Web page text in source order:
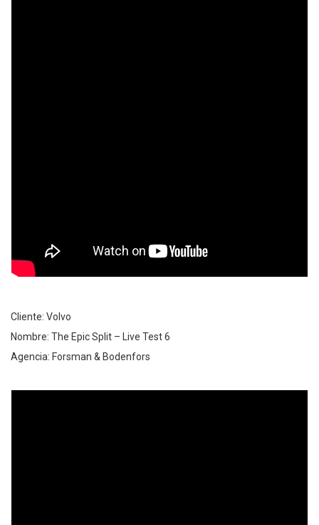
Cliente: Volvo
Nombre: The Epic Split – Live Test 6
Agencia: Forsman & Bodenfors